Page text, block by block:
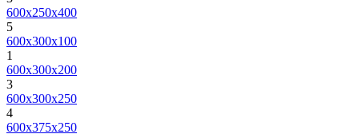
600х250х400
5
600х300х100
1
600х300х200
3
600х300х250
4
600х375х250